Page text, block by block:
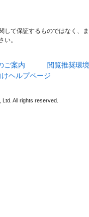
て保証するものではなく、
。
ご案内 閲覧推奨環境
ヘルプページ
All rights reserved.